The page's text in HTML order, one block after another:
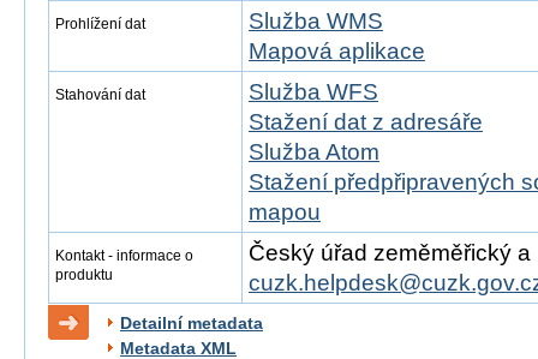
Prohlížení dat
Služba WMS
Mapová aplikace
Stahování dat
Služba WFS
Stažení dat z adresáře
Služba Atom
Stažení předpřipravených
mapou
Kontakt - informace o
produktu
Český úřad zeměměřický
Detailní metadata
Metadata XML